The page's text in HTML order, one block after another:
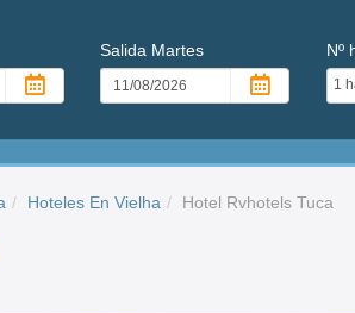
Salida Martes Nº
Hoteles En Vielha Hotel Rvhotels Tuca